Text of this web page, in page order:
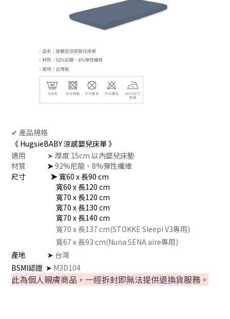
✔ 產品規格
《 HugsieBABY 涼感嬰兒床單 》
適用 ➤ 厚度 15cm 以內嬰兒床墊
材質
➤92%尼龍、8%彈性纖維
尺寸
➤ 寬60 x 長90 cm
寬60 x 長120 cm
寬70 x 長120 cm
寬70 x 長130 cm
寬70 x 長140 cm
寬70 x 長137 cm(STOKKE Sleepi V3專用)
寬67 x 長93 cm(Nuna SENA aire專用)
產地 ➤ 台灣
BSMI認證 ➤ M3D104
此為個人親膚商品，一經拆封即無法提供退換貨服務。